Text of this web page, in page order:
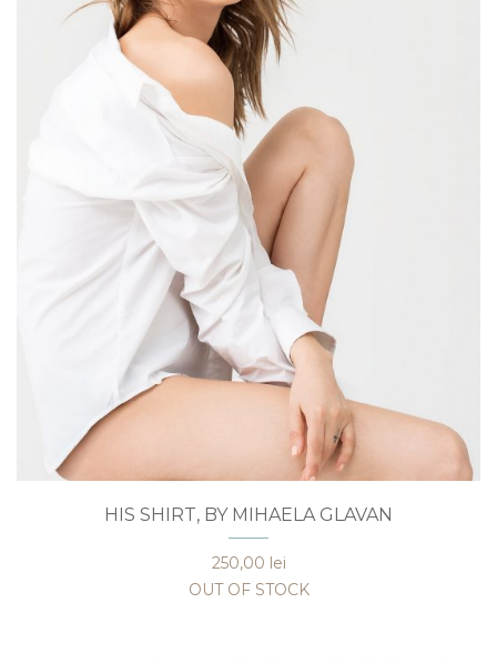
produs
mai
multe
HIS SHIRT, BY MIHAELA GLAVAN
250,00 lei
OUT OF STOCK